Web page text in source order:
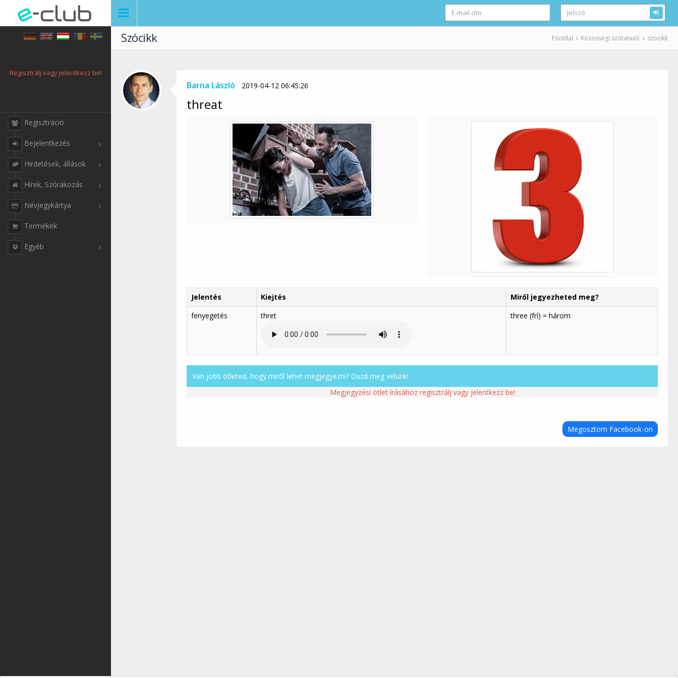
Regisztrálj vagy jelentkezz be!
Regisztráció
Bejelentkezés
Hirdetések, állások
Hírek, Szórakozás
Névjegykártya
Termékek
Egyéb
Szócikk Főoldal Közösségi szótanuló szocikk
Barna László 2019-04-12 06:45:26
threat
Jelentés Kiejtés
Miről jegyezheted meg?
fenyegetés
thret three (frí) = három
Van jobb ötleted, hogy miről lehet megjegyezni? Oszd meg velünk!
Megjegyzési ötlet írásához regisztrálj vagy jelentkezz be!
Megosztom Facebook-on